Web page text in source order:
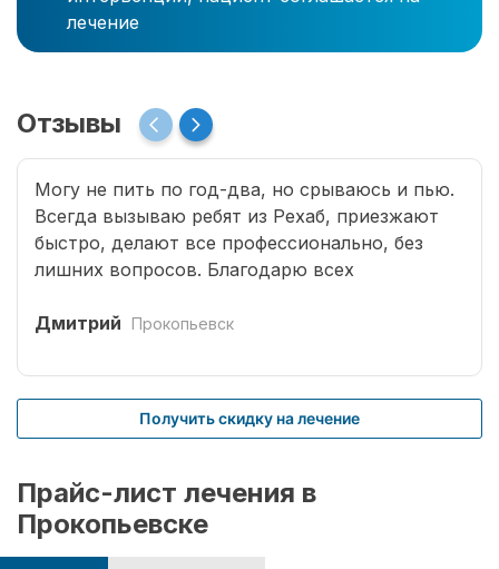
лечение
Отзывы
Могу не пить по год-два, но срываюсь и пью.
Всегда вызываю ребят из Рехаб, приезжают
быстро, делают все профессионально, без
лишних вопросов. Благодарю всех
Дмитрий
Прокопьевск
Получить скидку на лечение
Прайс-лист лечения в
Прокопьевске